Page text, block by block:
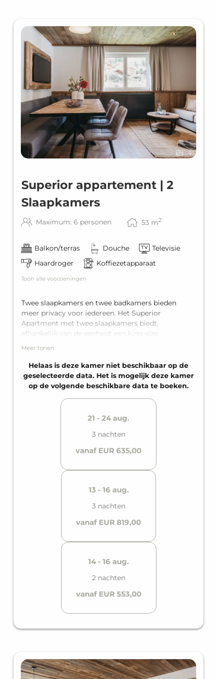
4
Superior appartement | 2
Slaapkamers
Maximum: 6 personen 53 m2
Balkon/terras Douche
Televisie
Haardroger
Koffiezetapparaat
Toon alle voorzieningen
Twee slaapkamers en twee badkamers bieden
meer privacy voor iedereen. Het Superior
Apartment met twee slaapkamers biedt,
afhankelijk van de eenheid: een king-size
tweepersoonsbed in de eerste slaapkamer, een
in de tweede slaapkamer, en een comfortabele
tweepersoons slaapbank in de woonruimte.
Daarnaast is het voorzien van twee badkamers met
eigen balkon. Ruimte voor maximaal zes personen;
ideaal voor twee gezinnen of grotere groepen.
Meer tonen
Helaas is deze kamer niet beschikbaar op de
geselecteerde data. Het is mogelijk deze kamer
op de volgende beschikbare data te boeken.
21 - 24 aug.
3 nachten
vanaf EUR 635,00
13 - 16 aug.
3 nachten
vanaf EUR 819,00
14 - 16 aug.
2 nachten
vanaf EUR 553,00